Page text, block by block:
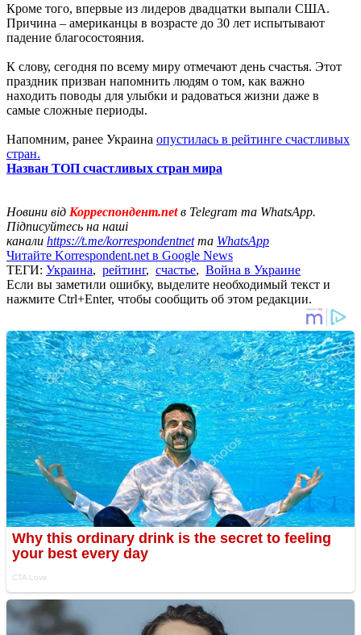
Кроме того, впервые из лидеров двадцатки выпали США.
Причина – американцы в возрасте до 30 лет испытывают
падение благосостояния.
К слову, сегодня по всему миру отмечают день счастья. Этот
праздник призван напомнить людям о том, как важно
находить поводы для улыбки и радоваться жизни даже в
самые сложные периоды.
Напомним, ранее Украина опустилась в рейтинге счастливых
стран.
Назван ТОП счастливых стран мира
Новини від Корреспондент.netв Telegram та WhatsApp.
Підписуйтесь на наші
канали https://t.me/korrespondentnetта WhatsApp
Читайте Korrespondent.net в Google News
ТЕГИ: Украина, рейтинг, счастье, Война в Украине
Если вы заметили ошибку, выделите необходимый текст и
нажмите Ctrl+Enter, чтобы сообщить об этом редакции.